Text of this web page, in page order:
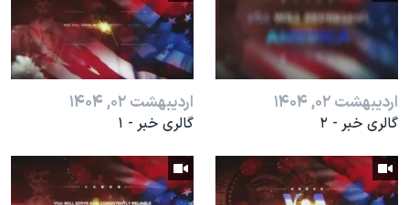
اردیبهشت ۰۲, ۱۴۰۴
گالری خبر - ۲
اردیبهشت ۰۲, ۱۴۰۴
گالری خبر - ۱